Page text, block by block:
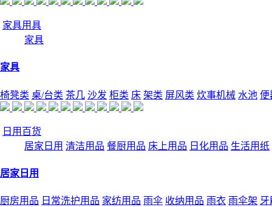
家具用具
家具
家具
椅凳类 桌/台类 茶几 沙发 柜类 床 架类 屏风类 炊事机械 水池 便
日用百货
居家日用 清洁用品 餐厨用品 床上用品 日化用品 生活用纸
居家日用
厨房用品 日常洗护用品 家纺用品 雨伞 收纳用品 雨衣 雨伞架 牙